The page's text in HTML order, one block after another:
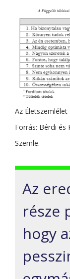
Az
Forrás: Bérdi és
Szemle.
Az
része
hogy